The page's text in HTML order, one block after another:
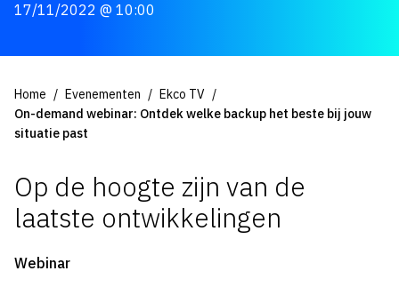
17/11/2022 @ 10:00
Home Evenementen
Ekco TV
On-demand webinar: Ontdek welke backup het beste bij jouw
situatie past
Op de hoogte zijn van de
laatste ontwikkelingen
Webinar